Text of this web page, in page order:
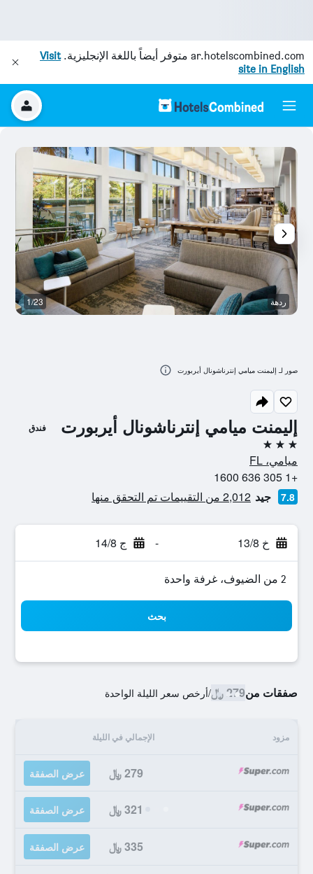
ar.hotelscombined.com متوفر أيضاً باللغة الإنجليزية.Visit
site in English
إليمنت ميامي إنترناشونال أيربورت فندق
3 نجوم
ميامي، FL
+1 305 636 1600
7.8 جيد 2,012 من التقييمات تم التحقق منها
خ 13/8 - ج 14/8
2 من الضيوف، غرفة واحدة
بحث
صفقات من279 ﷼ /أرخص سعر الليلة الواحدة
مزود الإجمالي في الليلة
279 ﷼ عرض الصفقة
321 ﷼ عرض الصفقة
335 ﷼ عرض الصفقة
ردهة 1/23
صور لـ إليمنت ميامي إنترناشونال أيربورت